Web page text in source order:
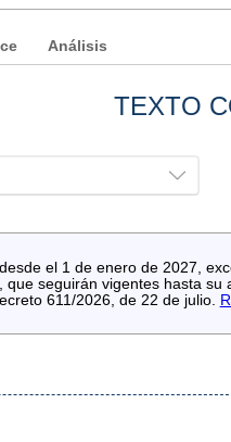
Análisis
TEXTO
el 1 de enero de 2027,
que seguirán vigentes hasta
611/2026, de 22 de julio.